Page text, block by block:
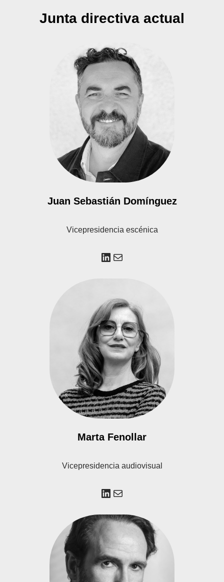
Junta directiva actual
Juan Sebastián Domínguez
Vicepresidencia escénica
Marta Fenollar
Vicepresidencia audiovisual